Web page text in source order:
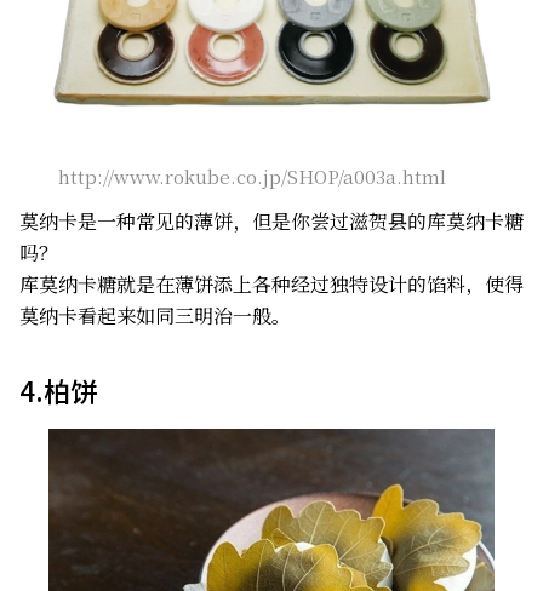
http://www.rokube.co.jp/SHOP/a003a.html
莫纳卡是一种常见的薄饼，但是你尝过滋贺县的库莫纳卡糖
吗？
库莫纳卡糖就是在薄饼添上各种经过独特设计的馅料，使得
莫纳卡看起来如同三明治一般。
4.柏饼